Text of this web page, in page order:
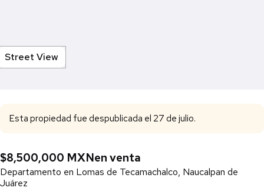
Street View
Esta propiedad fue despublicada el 27 de julio.
$8,500,000 MXNen venta
Departamento en Lomas de Tecamachalco, Naucalpan de
Juárez